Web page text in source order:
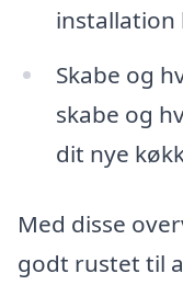
installation
Skabe og
skabe og
dit nye
Med disse
godt rustet til